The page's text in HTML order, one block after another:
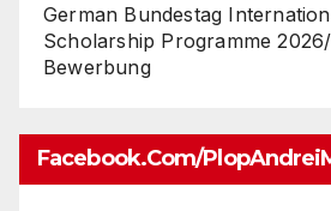
German Bundestag
Scholarship Programme
Bewerbung
Facebook.com/